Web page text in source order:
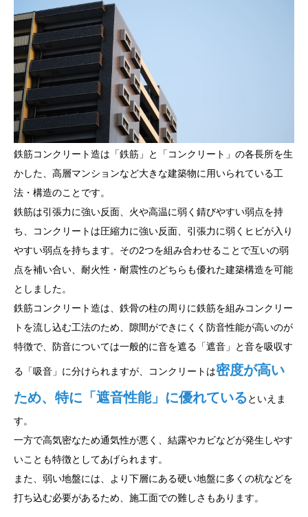
鉄筋コンクリート造は「鉄筋」と「コンクリート」の各長所を生
かした、高層マンションなど大きな建築物に用いられている工
法・構造のことです。
鉄筋は引張力に強い反面、火や高温に弱く錆びやすい弱点を持
ち、コンクリートは圧縮力に強い反面、引張力に弱くヒビが入り
やすい弱点を持ちます。その2つを組み合わせることで互いの弱
点を補い合い、耐火性・耐震性のどちらも優れた建築構造を可能
としました。
鉄筋コンクリート造は、鉄骨の柱の周りに鉄筋を組みコンクリー
トを流し込む工法のため、隙間ができにくく防音性能が高いのが
特徴で、防音については一般的に音を遮る「遮音」と音を吸収す
る「吸音」に分けられますが、コンクリートは密度が高い
ため、特に「遮音性能」に優れている といえま
す。
一方で高気密なため通気性が悪く、結露やカビなどが発生しやす
いことも特徴としてあげられます。
また、弱い地盤には、より下層にある硬い地盤に多くの杭などを
打ち込む必要があるため、施工面での難しさもあります。